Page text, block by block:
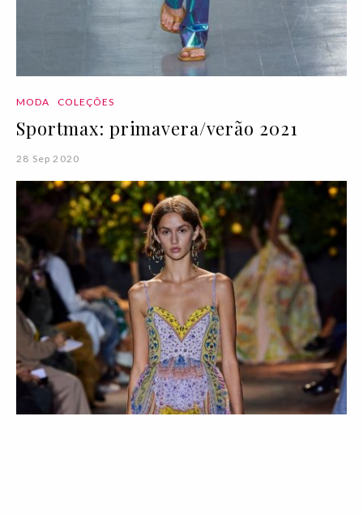
MODA COLEÇÕES
Sportmax: primavera/verão 2021
28 Sep 2020